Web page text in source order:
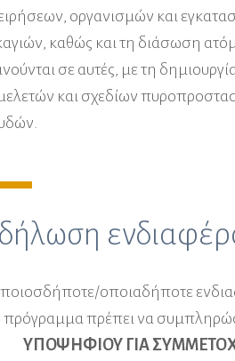
οργανισμών και
καθώς και τη διάσωση
σε αυτές, με τη
και σχεδίων
οποιαδήποτε
πρόγραμμα πρέπει να
ΥΠΟΨΗΦΙΟΥ ΓΙΑ